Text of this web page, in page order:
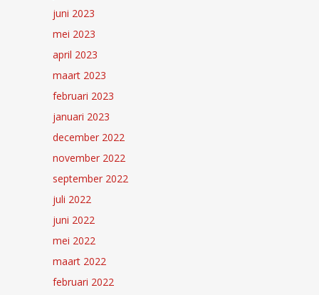
juni 2023
mei 2023
april 2023
maart 2023
februari 2023
januari 2023
december 2022
november 2022
september 2022
juli 2022
juni 2022
mei 2022
maart 2022
februari 2022